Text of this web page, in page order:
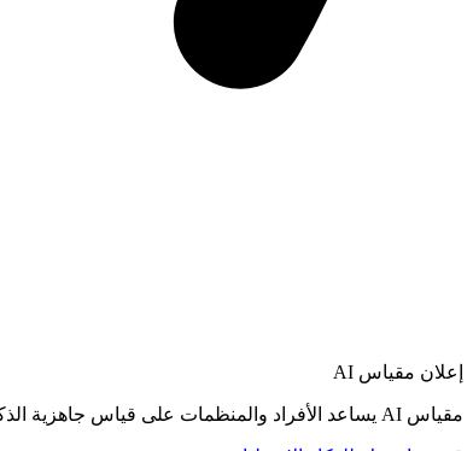
إعلان مقياس AI
مقياس AI يساعد الأفراد والمنظمات على قياس جاهزية الذكاء الاصطناعي، ثم الانتقال من التشخيص إلى خارطة طريق عملية للتبنّي.